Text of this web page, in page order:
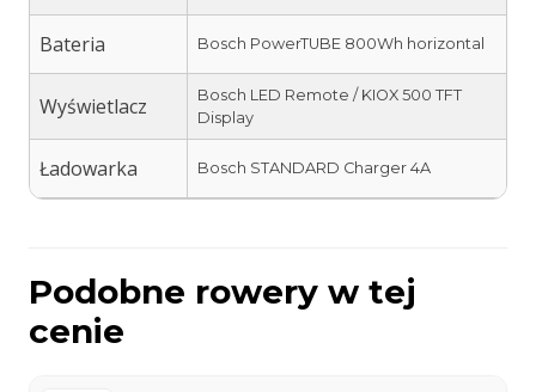
Bateria Bosch PowerTUBE 800Wh horizontal
Wyświetlacz
Bosch LED Remote / KIOX 500 TFT
Display
Ładowarka Bosch STANDARD Charger 4A
Podobne rowery w tej
cenie